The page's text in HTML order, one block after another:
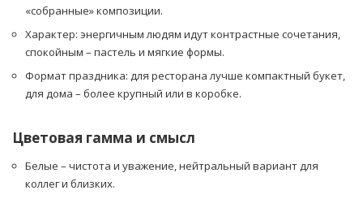
«собранные» композиции.
Характер: энергичным людям идут контрастные сочетания,
спокойным – пастель и мягкие формы.
Формат праздника: для ресторана лучше компактный букет,
для дома – более крупный или в коробке.
Цветовая гамма и смысл
Белые – чистота и уважение, нейтральный вариант для
коллег и близких.